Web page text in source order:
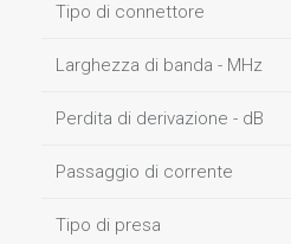
Tipo di connettore
Larghezza di banda - MHz
Perdita di derivazione - dB
Passaggio di corrente
Tipo di presa